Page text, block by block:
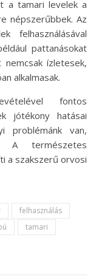
a tamari levelek a
népszerűbbek. Az
felhasználásával
pattanásokat
ízletesek,
alkalmasak.
fontos
jótékony hatásai
problémánk van,
A természetes
a szakszerű orvosi
felhasználás
tamari